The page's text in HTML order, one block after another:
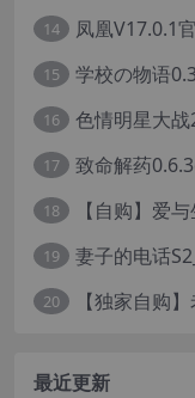
14
15
16
17
18
19
20
最近更新